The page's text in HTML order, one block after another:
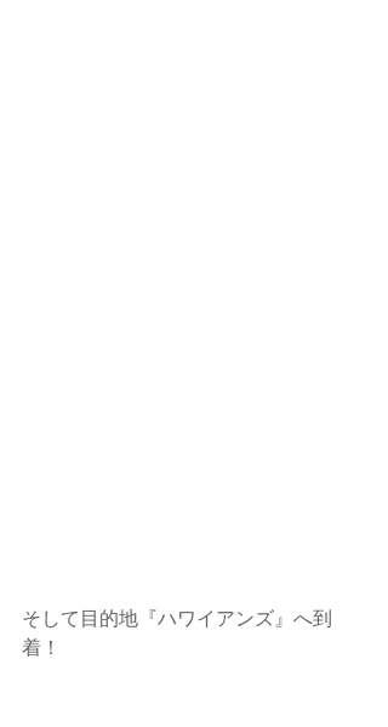
そして目的地『ハワイアンズ』へ到
着！